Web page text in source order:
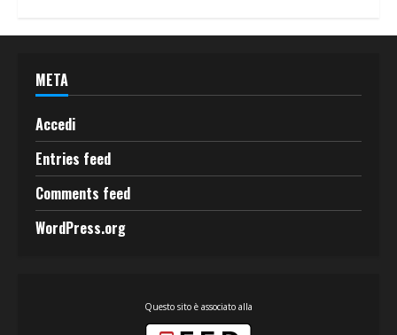
META
Accedi
Entries feed
Comments feed
WordPress.org
Questo sito è associato alla